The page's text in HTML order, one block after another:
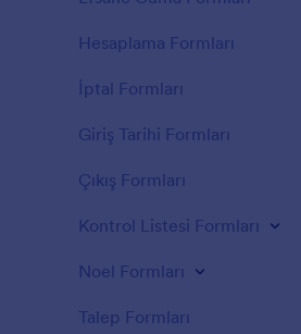
Hesaplama Formları
İptal Formları
Giriş Tarihi Formları
Çıkış Formları
Kontrol Listesi Formları
Noel Formları
Talep Formları